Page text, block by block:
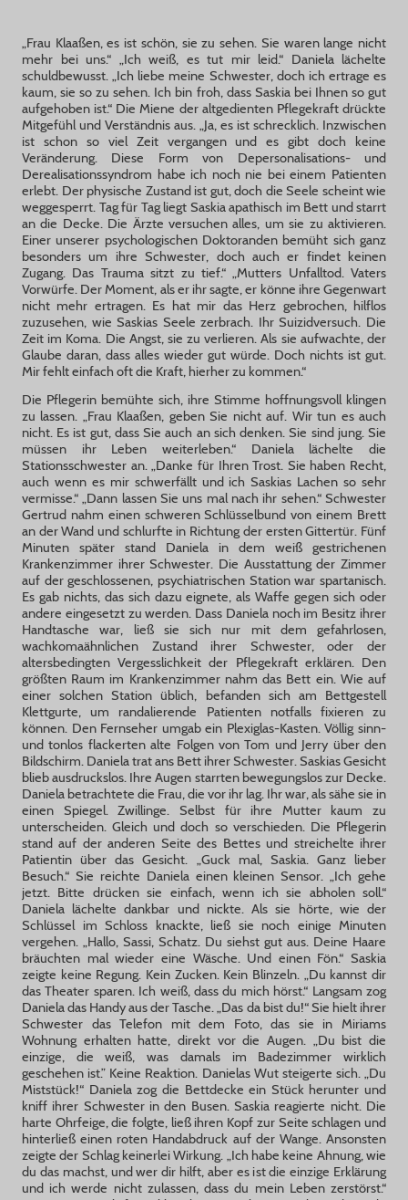
„Frau Klaaßen, es ist schön, sie zu sehen. Sie waren lange nicht
mehr bei uns.“ „Ich weiß, es tut mir leid.“ Daniela lächelte
schuldbewusst. „Ich liebe meine Schwester, doch ich ertrage es
kaum, sie so zu sehen. Ich bin froh, dass Saskia bei Ihnen so gut
aufgehoben ist.“ Die Miene der altgedienten Pflegekraft drückte
Mitgefühl und Verständnis aus. „Ja, es ist schrecklich. Inzwischen
ist schon so viel Zeit vergangen und es gibt doch keine
Veränderung. Diese Form von Depersonalisations- und
Derealisationssyndrom habe ich noch nie bei einem Patienten
erlebt. Der physische Zustand ist gut, doch die Seele scheint wie
weggesperrt. Tag für Tag liegt Saskia apathisch im Bett und starrt
an die Decke. Die Ärzte versuchen alles, um sie zu aktivieren.
Einer unserer psychologischen Doktoranden bemüht sich ganz
besonders um ihre Schwester, doch auch er findet keinen
Zugang. Das Trauma sitzt zu tief.“ „Mutters Unfalltod. Vaters
Vorwürfe. Der Moment, als er ihr sagte, er könne ihre Gegenwart
nicht mehr ertragen. Es hat mir das Herz gebrochen, hilflos
zuzusehen, wie Saskias Seele zerbrach. Ihr Suizidversuch. Die
Zeit im Koma. Die Angst, sie zu verlieren. Als sie aufwachte, der
Glaube daran, dass alles wieder gut würde. Doch nichts ist gut.
Mir fehlt einfach oft die Kraft, hierher zu kommen.“
Die Pflegerin bemühte sich, ihre Stimme hoffnungsvoll klingen
zu lassen. „Frau Klaaßen, geben Sie nicht auf. Wir tun es auch
nicht. Es ist gut, dass Sie auch an sich denken. Sie sind jung. Sie
müssen ihr Leben weiterleben.“ Daniela lächelte die
Stationsschwester an. „Danke für Ihren Trost. Sie haben Recht,
auch wenn es mir schwerfällt und ich Saskias Lachen so sehr
vermisse.“ „Dann lassen Sie uns mal nach ihr sehen.“ Schwester
Gertrud nahm einen schweren Schlüsselbund von einem Brett
an der Wand und schlurfte in Richtung der ersten Gittertür. Fünf
Minuten später stand Daniela in dem weiß gestrichenen
Krankenzimmer ihrer Schwester. Die Ausstattung der Zimmer
auf der geschlossenen, psychiatrischen Station war spartanisch.
Es gab nichts, das sich dazu eignete, als Waffe gegen sich oder
andere eingesetzt zu werden. Dass Daniela noch im Besitz ihrer
Handtasche war, ließ sie sich nur mit dem gefahrlosen,
wachkomaähnlichen Zustand ihrer Schwester, oder der
altersbedingten Vergesslichkeit der Pflegekraft erklären. Den
größten Raum im Krankenzimmer nahm das Bett ein. Wie auf
einer solchen Station üblich, befanden sich am Bettgestell
Klettgurte, um randalierende Patienten notfalls fixieren zu
können. Den Fernseher umgab ein Plexiglas-Kasten. Völlig sinn-
und tonlos flackerten alte Folgen von Tom und Jerry über den
Bildschirm. Daniela trat ans Bett ihrer Schwester. Saskias Gesicht
blieb ausdruckslos. Ihre Augen starrten bewegungslos zur Decke.
Daniela betrachtete die Frau, die vor ihr lag. Ihr war, als sähe sie in
einen Spiegel. Zwillinge. Selbst für ihre Mutter kaum zu
unterscheiden. Gleich und doch so verschieden. Die Pflegerin
stand auf der anderen Seite des Bettes und streichelte ihrer
Patientin über das Gesicht. „Guck mal, Saskia. Ganz lieber
Besuch.“ Sie reichte Daniela einen kleinen Sensor. „Ich gehe
jetzt. Bitte drücken sie einfach, wenn ich sie abholen soll.“
Daniela lächelte dankbar und nickte. Als sie hörte, wie der
Schlüssel im Schloss knackte, ließ sie noch einige Minuten
vergehen. „Hallo, Sassi, Schatz. Du siehst gut aus. Deine Haare
bräuchten mal wieder eine Wäsche. Und einen Fön.“ Saskia
zeigte keine Regung. Kein Zucken. Kein Blinzeln. „Du kannst dir
das Theater sparen. Ich weiß, dass du mich hörst.“ Langsam zog
Daniela das Handy aus der Tasche. „Das da bist du!“ Sie hielt ihrer
Schwester das Telefon mit dem Foto, das sie in Miriams
Wohnung erhalten hatte, direkt vor die Augen. „Du bist die
einzige, die weiß, was damals im Badezimmer wirklich
geschehen ist.” Keine Reaktion. Danielas Wut steigerte sich. „Du
Miststück!“ Daniela zog die Bettdecke ein Stück herunter und
kniff ihrer Schwester in den Busen. Saskia reagierte nicht. Die
harte Ohrfeige, die folgte, ließ ihren Kopf zur Seite schlagen und
hinterließ einen roten Handabdruck auf der Wange. Ansonsten
zeigte der Schlag keinerlei Wirkung. „Ich habe keine Ahnung, wie
du das machst, und wer dir hilft, aber es ist die einzige Erklärung
und ich werde nicht zulassen, dass du mein Leben zerstörst.“